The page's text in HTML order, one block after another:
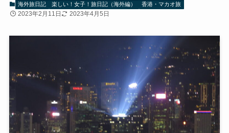
海外旅日記 楽しい！女子！旅日記（海外編） 香港・マカオ旅
2023年2月11日 2023年4月5日